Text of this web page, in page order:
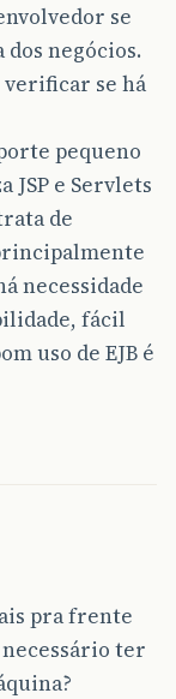
se
dos negócios.
verificar se há
pequeno
JSP e Servlets
de
necessidade
fácil
uso de EJB é
pra frente
ter